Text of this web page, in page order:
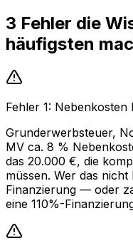
3 Fehler die
häufigsten
Fehler 1:
Grunderwerbsteuer,
MV ca. 8 %
das 20.000 €, die
müssen. Wer das
Finanzierung — oder
eine 110%-